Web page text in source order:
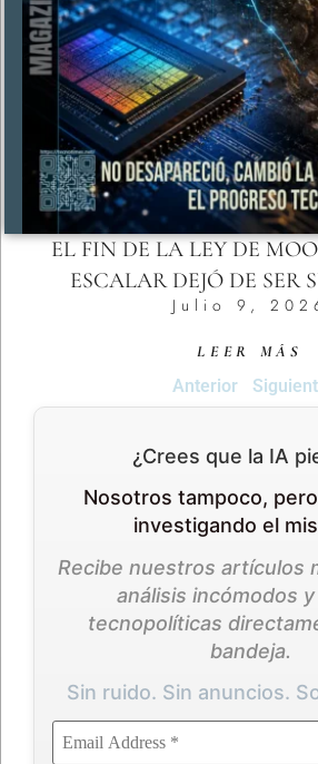
EL FIN DE LA LEY DE
ESCALAR DEJÓ DE SER
Julio 9,
LEER MÁS
Anterior
¿Crees que la IA
Nosotros tampoco,
investigando el
Recibe nuestros artículos
análisis incómodos
tecnopolíticas
bandeja.
Sin ruido. Sin anuncios.